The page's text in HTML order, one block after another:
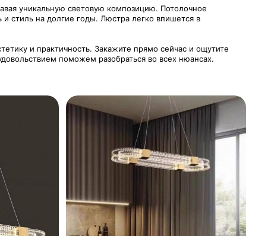
уникальную световую композицию. Потолочное
и стиль на долгие годы. Люстра легко впишется в
и практичность. Закажите прямо сейчас и ощутите
поможем разобраться во всех нюансах.